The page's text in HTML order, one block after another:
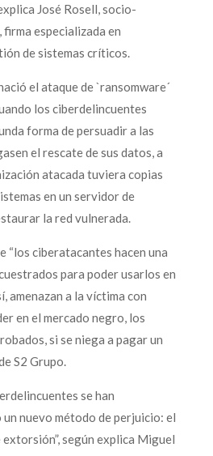
José Rosell, socio-
especializada en
de sistemas críticos.
el ataque de `ransomware´
los ciberdelincuentes
forma de persuadir a las
el rescate de sus datos, a
atacada tuviera copias
en un servidor de
la red vulnerada.
“los ciberatacantes hacen una
para poder usarlos en
amenazan a la víctima con
en el mercado negro, los
si se niega a pagar un
S2 Grupo.
se han
nuevo método de perjuicio: el
según explica Miguel